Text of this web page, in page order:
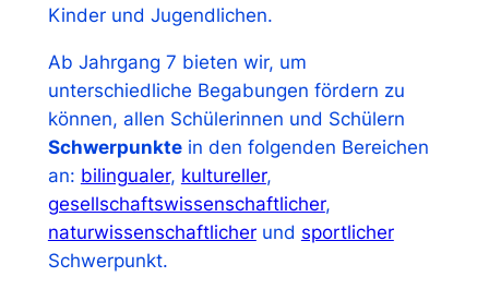
Kinder und Jugendlichen.
Ab Jahrgang 7 bieten wir, um
unterschiedliche Begabungen fördern zu
können, allen Schülerinnen und Schülern
Schwerpunktein den folgenden Bereichen
an: bilingualer, kultureller,
gesellschaftswissenschaftlicher,
naturwissenschaftlicherund sportlicher
Schwerpunkt.